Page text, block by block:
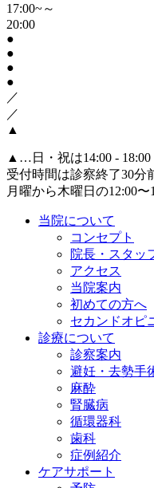
17:00~～
20:00
●
●
●
●
／
／
▲
▲ …日・祝は14:00 - 18:00
受付時間は診察終了30分
月曜から木曜日の12:00
当院について
コンセプト
院長・スタッ
アクセス
当院案内
初めての方へ
セカンドオピ
診療について
診察案内
避妊・去勢手
麻酔
腎臓病
循環器科
歯科
症例紹介
ケアサポート